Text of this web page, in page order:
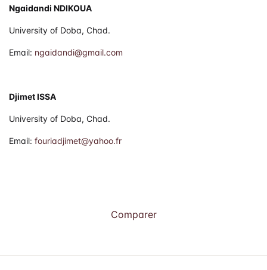
Ngaidandi NDIKOUA
University of Doba, Chad.
Email: ngaidandi@gmail.com
Djimet ISSA
University of Doba, Chad.
Email: fouriadjimet@yahoo.fr
Comparer